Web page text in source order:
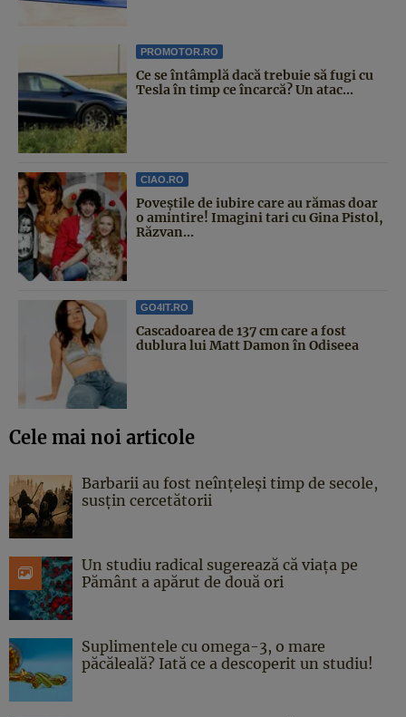
PROMOTOR.RO
Ce se întâmplă dacă trebuie să fugi cu
Tesla în timp ce încarcă? Un atac...
CIAO.RO
Poveştile de iubire care au rămas doar
o amintire! Imagini tari cu Gina Pistol,
Răzvan...
GO4IT.RO
Cascadoarea de 137 cm care a fost
dublura lui Matt Damon în Odiseea
Cele mai noi articole
Barbarii au fost neînțeleși timp de secole,
susțin cercetătorii
Un studiu radical sugerează că viața pe
Pământ a apărut de două ori
Suplimentele cu omega-3, o mare
păcăleală? Iată ce a descoperit un studiu!